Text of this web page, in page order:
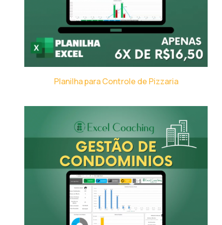
Planilha para Controle de Pizzaria